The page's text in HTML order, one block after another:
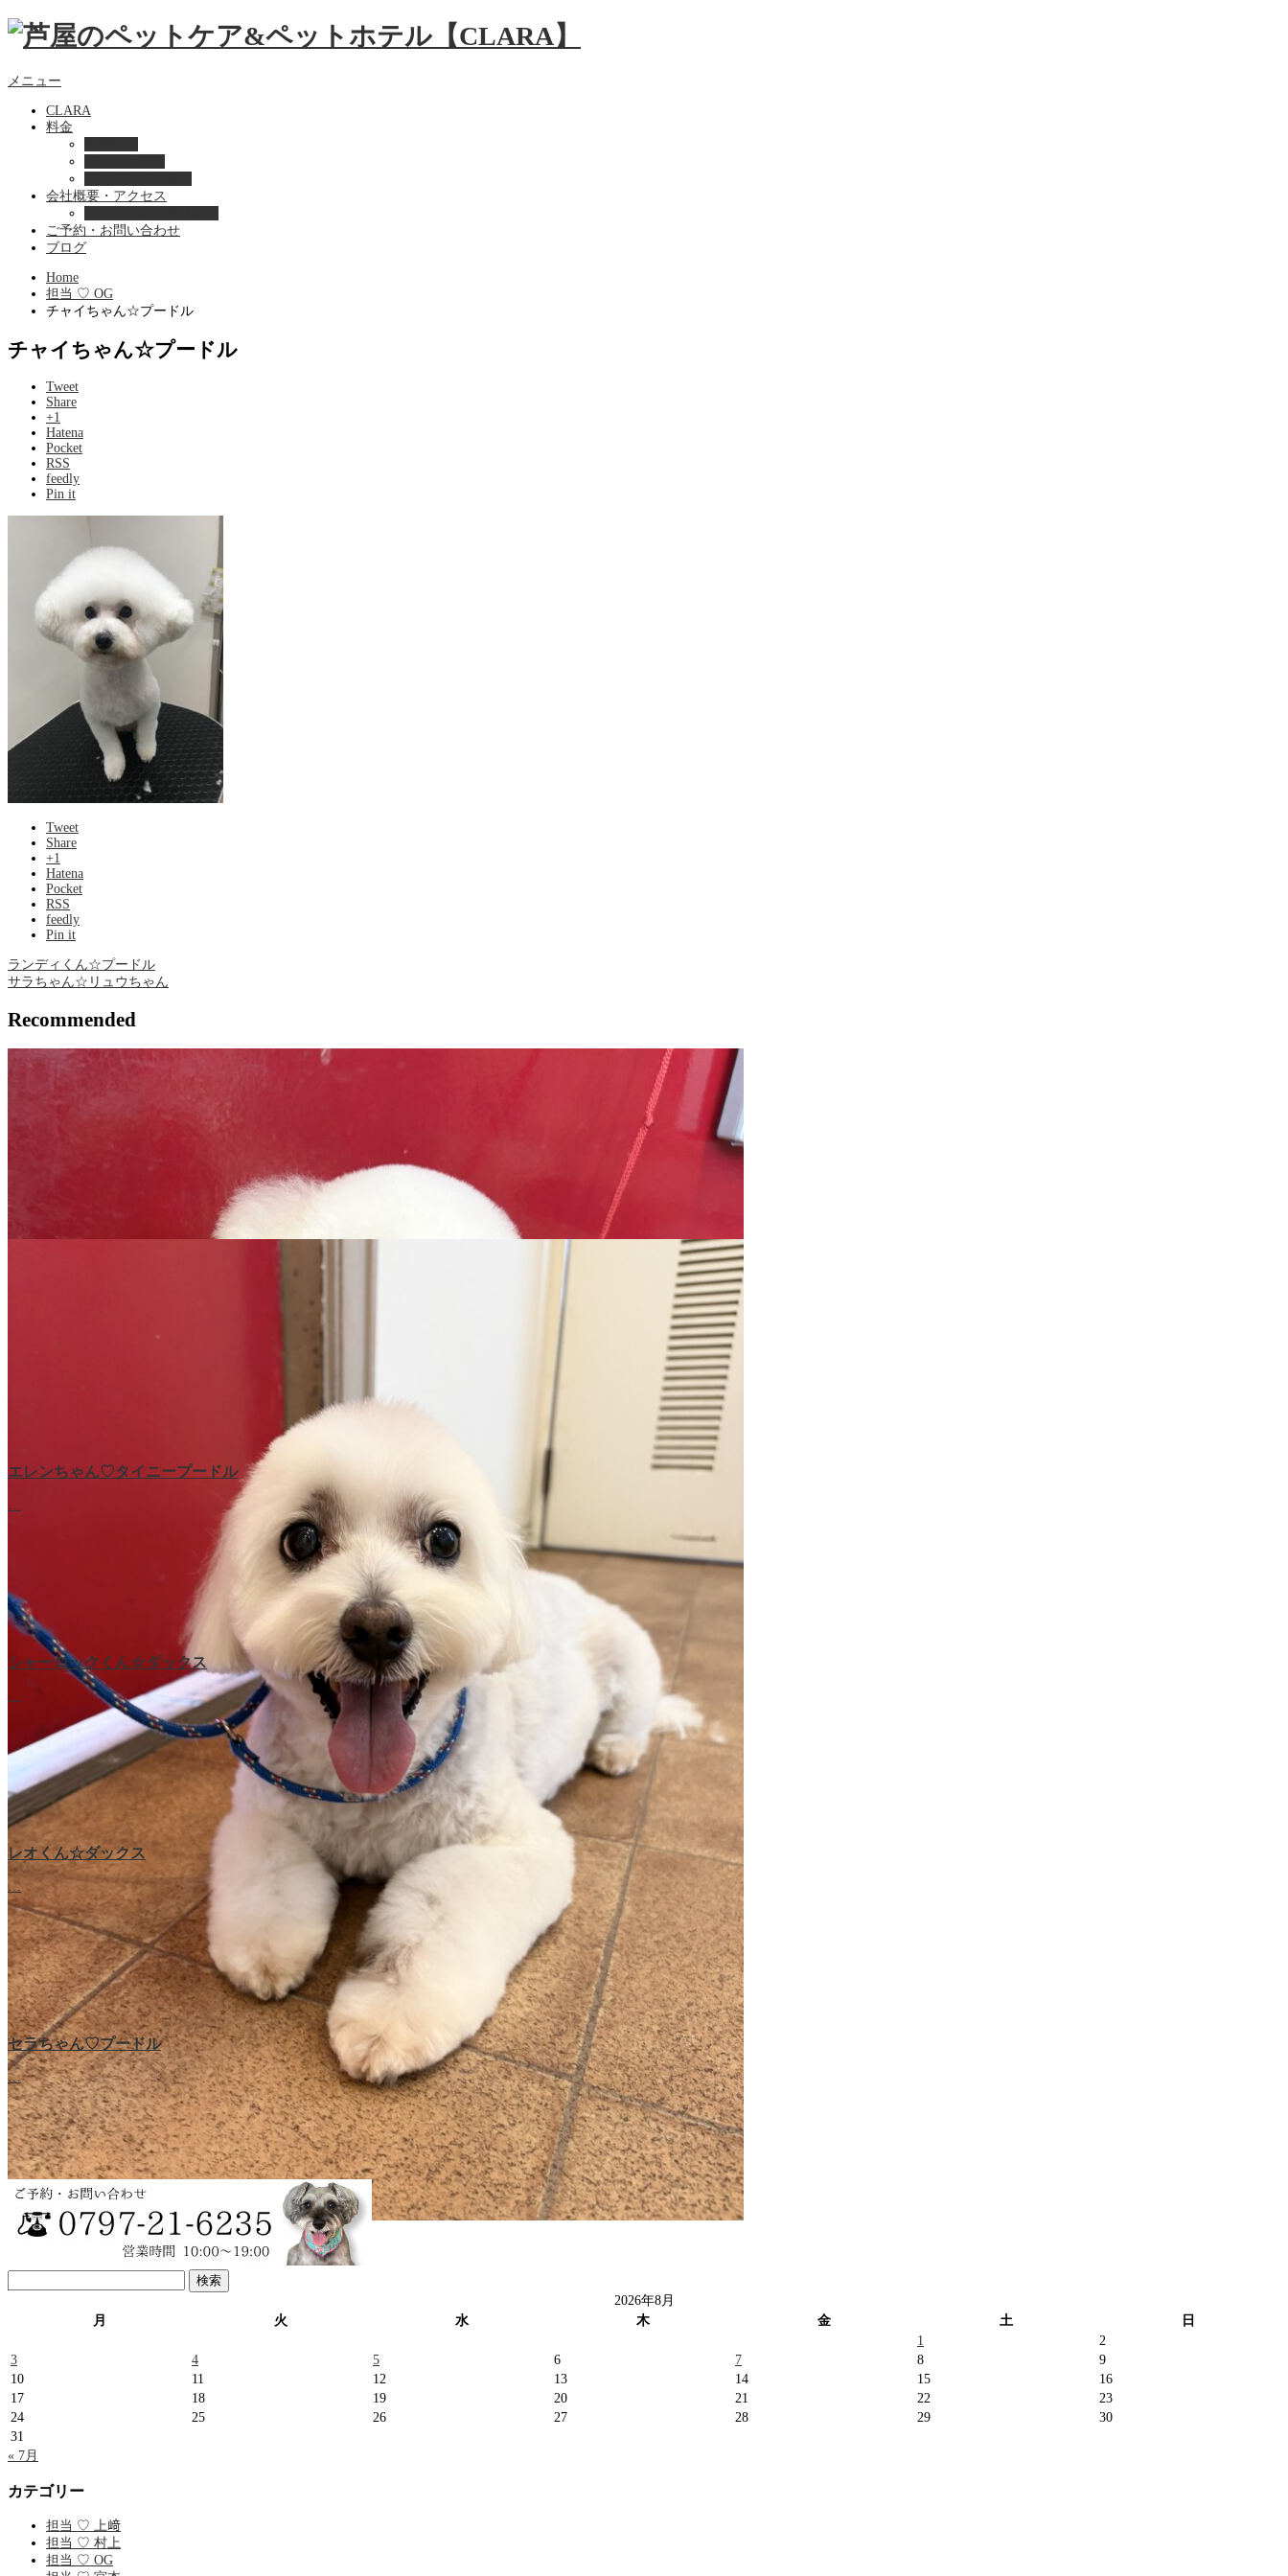
メニュー
CLARA
料金
会社概要・アクセス
ご予約・お問い合わせ
ブログ
Home
担当 ♡ OG
チャイちゃん☆プードル
チャイちゃん☆プードル
Tweet
Share
+1
Hatena
Pocket
RSS
feedly
Pin it
Tweet
Share
+1
Hatena
Pocket
RSS
feedly
Pin it
ランディくん☆プードル
サラちゃん☆リュウちゃん
Recommended
ラブちゃん♡プードル
…
レオンくん♡マルプー
エレンちゃん♡タイニープードル
シャーロックくん☆ダックス
レオくん☆ダックス
…
セラちゃん♡プードル
…
索:
2026年8月
月
火 水 木 金 土
日
1
2
3
4 5 6 7 8
9
10
11 12 13 14 15
16
17
18 19 20 21 22
23
24
25 26 27 28 29
30
31
« 7月
カテゴリー
担当 ♡ 上﨑
担当 ♡ 村上
担当 ♡ OG